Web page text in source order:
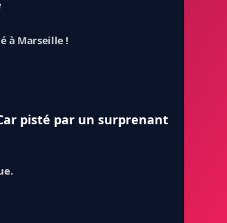
à Marseille !
pisté par un surprenant